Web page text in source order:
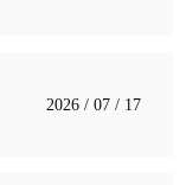
2026 / 07 / 17